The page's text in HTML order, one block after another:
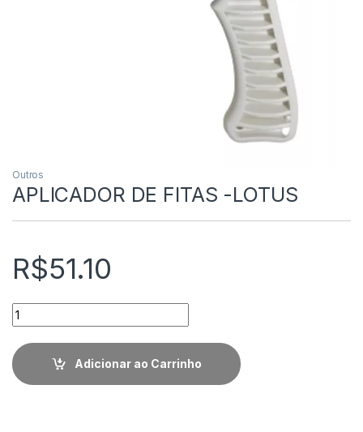
Outros
APLICADOR DE FITAS -LOTUS
R$51.10
Quantidade
Adicionar ao Carrinho